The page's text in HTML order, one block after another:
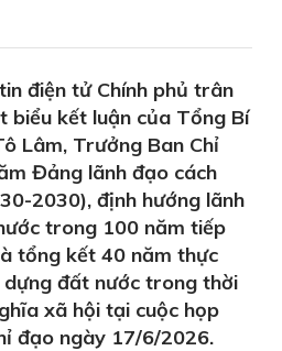
điện tử Chính phủ trân
biểu kết luận của Tổng Bí
Lâm, Trưởng Ban Chỉ
Đảng lãnh đạo cách
2030), định hướng lãnh
trong 100 năm tiếp
tổng kết 40 năm thực
dựng đất nước trong thời
xã hội tại cuộc họp
đạo ngày 17/6/2026.